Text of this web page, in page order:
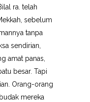
ra. telah
sebelum
tanpa
sendirian,
amat panas,
besar. Tapi
Orang-orang
mereka